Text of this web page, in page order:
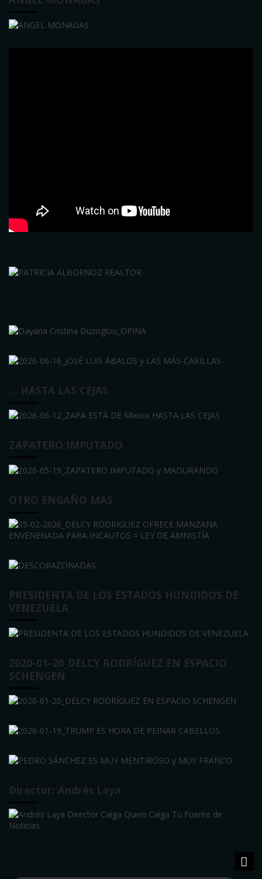
… HASTA LAS CEJAS
ZAPATERO IMPUTADO
OTRO ENGAÑO MÁS
PRESIDENTA DE LOS ESTADOS HUNDIDOS DE
VENEZUELA
2020-01-20_DELCY RODRÍGUEZ EN ESPACIO
SCHENGEN
Director: Andrés Laya